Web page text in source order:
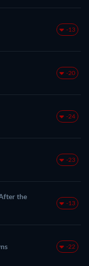
-13
-20
-24
-23
the
-13
-22